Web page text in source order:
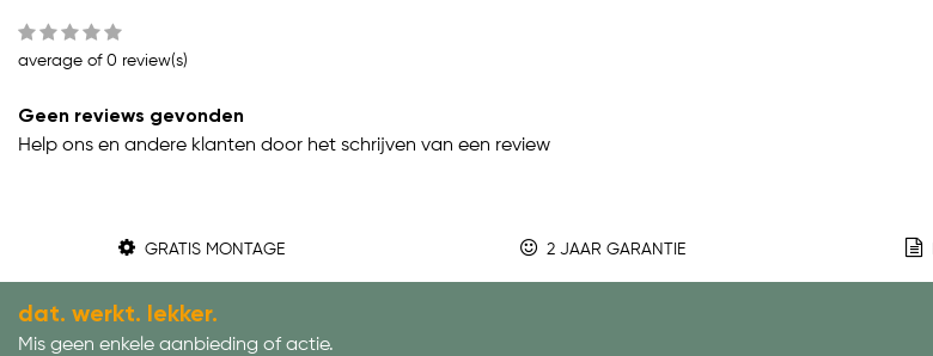
average of 0 review(s)
Geen reviews gevonden
Help ons en andere klanten door het schrijven van een review
GRATIS MONTAGE 2 JAAR GARANTIE
dat. werkt. lekker.
Mis geen enkele aanbieding of actie.